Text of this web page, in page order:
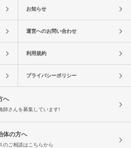
お知らせ
運営へのお問い合わせ
利用規約
プライバシーポリシー
へ
師さんを募集しています!
体の方へ
のご相談はこちらから